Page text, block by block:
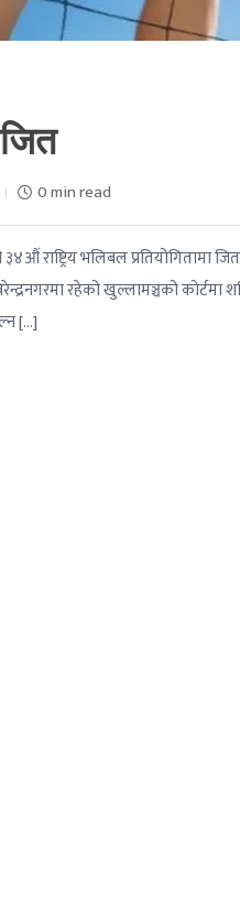
0 min read
राष्ट्रिय भलिबल
रहेको खुल्लामञ्चको
[…]